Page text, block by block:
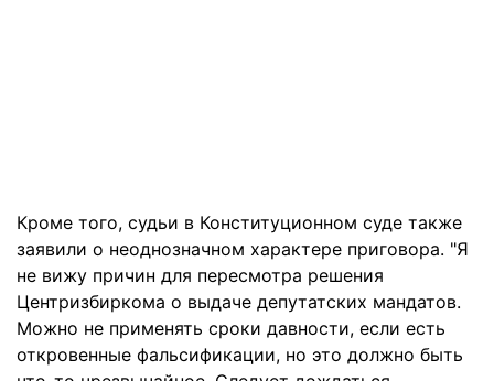
Кроме того, судьи в Конституционном суде также
заявили о неоднозначном характере приговора. "Я
не вижу причин для пересмотра решения
Центризбиркома о выдаче депутатских мандатов.
Можно не применять сроки давности, если есть
откровенные фальсификации, но это должно быть